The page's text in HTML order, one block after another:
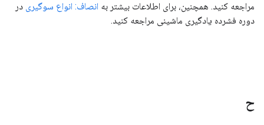
مراجعه کنید. همچنین، برای اطلاعات بیشتر به انصاف: انواع سوگیری در
دوره فشرده یادگیری ماشینی مراجعه کنید.
ح